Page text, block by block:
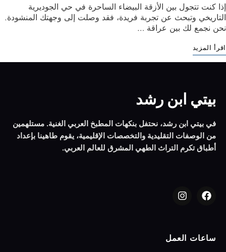
إذا كنت تتجول بين الأزقة البيضاء الساحرة في حي الجوديرية
التاريخي وتبحث عن تجربة فريدة، فقد وصلت إلى وجهتك المنشودة.
نحن نجمع لك بين عراقة …
اقرأ المزيد
بيتي ابن رشد
في بيتي ابن رشد، نحتفل بنكهات المطبخ العربي الغنية. مستلهمين
من الوصفات التقليدية والتخصصات الإقليمية، يقوم طاهينا بإعداد
أطباق تكرم التراث الطهي المشرق للعالم العربي.
ساعات العمل